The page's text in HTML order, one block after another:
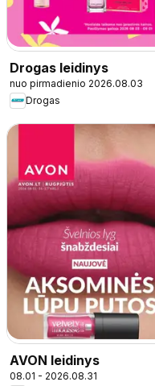
Drogas leidinys
nuo pirmadienio 2026.08.03
Drogas
AVON leidinys
08.01 - 2026.08.31